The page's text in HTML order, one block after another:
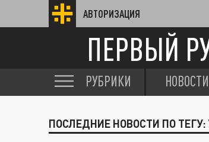
АВТОРИЗАЦИЯ
ПЕРВЫЙ
РУБРИКИ НОВОСТИ
ПОСЛЕДНИЕ НОВОСТИ ПО